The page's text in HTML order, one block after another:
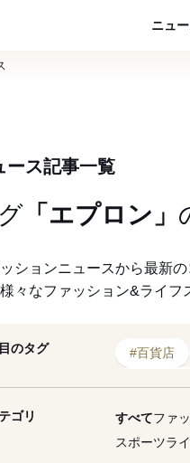
ニュ
ース記事一覧
「エプロン」
ションニュースから最新
々なファッション&ライフ
のタグ #百貨店
#バッグ
#コラボ
ゴリ すべてファ
スポーツラ